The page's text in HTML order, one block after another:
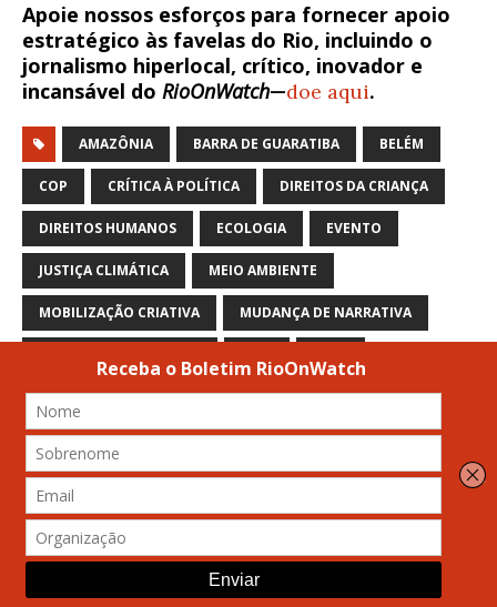
Apoie nossos esforços para fornecer apoio
estratégico às favelas do Rio, incluindo o
jornalismo hiperlocal, crítico, inovador e
incansável do RioOnWatch—doe aqui.
AMAZÔNIA BARRA DE GUARATIBA BELÉM
COP CRÍTICA À POLÍTICA DIREITOS DA CRIANÇA
DIREITOS HUMANOS ECOLOGIA EVENTO
JUSTIÇA CLIMÁTICA MEIO AMBIENTE
MOBILIZAÇÃO CRIATIVA MUDANÇA DE NARRATIVA
RECOMENDAÇÕES POLÍTICAS
RESULTADOS DA PESQUISA SOCIEDADE CIVIL
TERRA FIRME (BELÉM)
Retrato de uma Favela Centenária de Palafitas: A
Vila da Barca Resiste, Se Organiza e Luta por